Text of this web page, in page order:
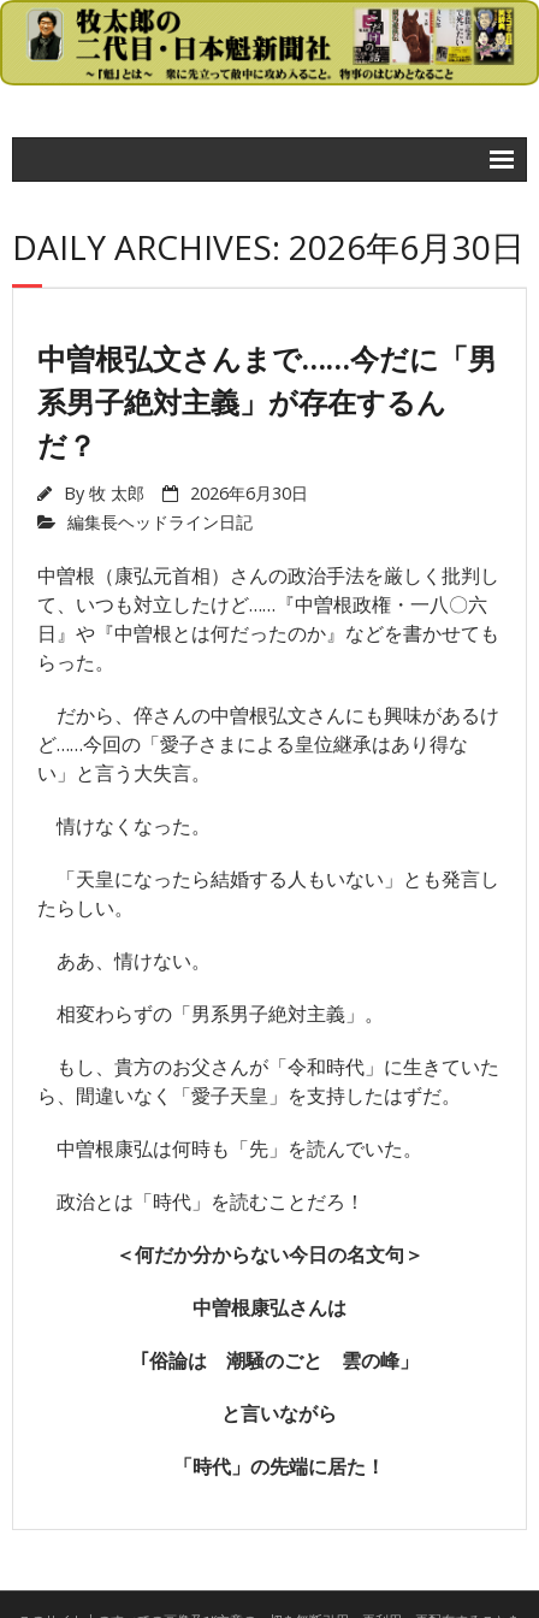
- 牧太郎の大きな声では言えないが…
- 首相官邸
- 自民党
- 民主党
- 公明党
- 日本共産党
競馬
- JRA
- 競馬情報のJRA-VAN
- 競馬＠nifty
その他
- 毎日新聞
- スポニチ
- 牧太郎による著書紹介
- 「ここだけの話」バックナンバー
- ツイッター
- 日本魁新聞社物語
DAILY ARCHIVES: 2026年6月30日
中曽根弘文さんまで……今だに「男
系男子絶対主義」が存在するん
だ？
By 牧 太郎
2026年6月30日
編集長ヘッドライン日記
中曽根（康弘元首相）さんの政治手法を厳しく批判し
て、いつも対立したけど……『中曽根政権・一八〇六
日』や『中曽根とは何だったのか』などを書かせても
らった。
だから、倅さんの中曽根弘文さんにも興味があるけ
ど……今回の「愛子さまによる皇位継承はあり得な
い」と言う大失言。
情けなくなった。
「天皇になったら結婚する人もいない」とも発言し
たらしい。
ああ、情けない。
相変わらずの「男系男子絶対主義」。
もし、貴方のお父さんが「令和時代」に生きていた
ら、間違いなく「愛子天皇」を支持したはずだ。
中曽根康弘は何時も「先」を読んでいた。
政治とは「時代」を読むことだろ！
＜何だか分からない今日の名文句＞
中曽根康弘さんは
｢俗論は 潮騒のごと 雲の峰」
と言いながら
「時代」の先端に居た！